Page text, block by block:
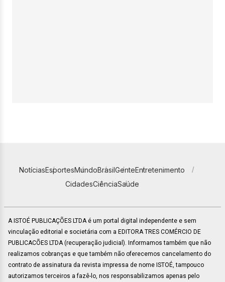
NotíciasEsportesMundoBrasilGenteEntretenimento
CidadesCiênciaSaúde
A ISTOÉ PUBLICAÇÕES LTDA é um portal digital independente e sem
vinculação editorial e societária com a EDITORA TRES COMÉRCIO DE
PUBLICACÕES LTDA (recuperação judicial). Informamos também que não
realizamos cobranças e que também não oferecemos cancelamento do
contrato de assinatura da revista impressa de nome ISTOÉ, tampouco
autorizamos terceiros a fazê-lo, nos responsabilizamos apenas pelo